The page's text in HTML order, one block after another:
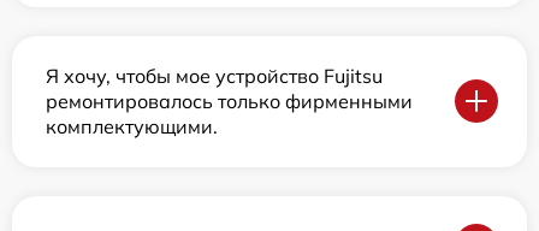
Я хочу, чтобы мое устройство Fujitsu
ремонтировалось только фирменными
комплектующими.